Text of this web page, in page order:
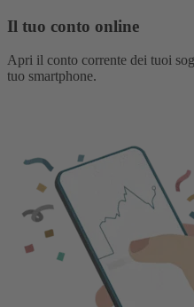
Il tuo conto online
Apri il conto corrente dei tuoi
tuo smartphone.